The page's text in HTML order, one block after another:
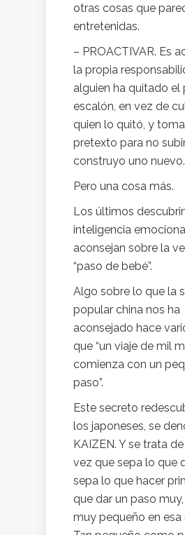
otras cosas que
entretenidas.
– PROACTIVAR. Es
la propia
alguien ha quitado el
escalón, en vez de
quien lo quitó, y
pretexto para no
construyo uno nuevo.
Pero una cosa más.
Los últimos
inteligencia
aconsejan sobre la
“paso de bebé”.
Algo sobre lo que la
popular china nos ha
aconsejado hace
que “un viaje de mil
comienza con un
paso”.
Este secreto
los japoneses, se
KAIZEN. Y se trata
vez que sepa lo que
sepa lo que hacer
que dar un paso
muy pequeño en esa